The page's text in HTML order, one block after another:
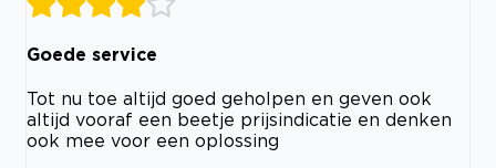
Goede service
Tot nu toe altijd goed geholpen en geven ook
altijd vooraf een beetje prijsindicatie en denken
ook mee voor een oplossing